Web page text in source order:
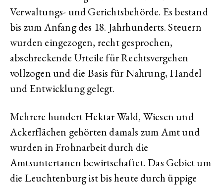
Verwaltungs- und Gerichtsbehörde. Es bestand
bis zum Anfang des 18. Jahrhunderts. Steuern
wurden eingezogen, recht gesprochen,
abschreckende Urteile für Rechtsvergehen
vollzogen und die Basis für Nahrung, Handel
und Entwicklung gelegt.
Mehrere hundert Hektar Wald, Wiesen und
Ackerflächen gehörten damals zum Amt und
wurden in Frohnarbeit durch die
Amtsuntertanen bewirtschaftet. Das Gebiet um
die Leuchtenburg ist bis heute durch üppige